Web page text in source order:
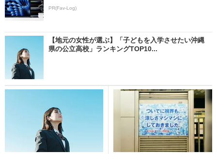
PR(Fav-Log)
【地元の女性が選ぶ】「子どもを入学させたい沖縄
県の公立高校」ランキングTOP10...